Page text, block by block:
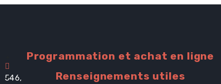
546,
Programmation et achat en ligne
Renseignements utiles